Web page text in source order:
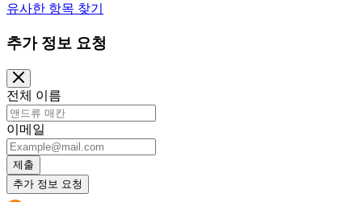
유사한 항목 찾기
추가 정보 요청
전체 이름
이메일
제출
추가 정보 요청